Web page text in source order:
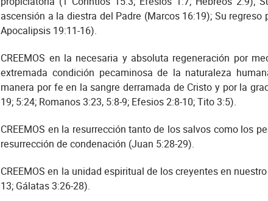
ascensión a la diestra del Padre (Marcos 16:19); Su
Apocalipsis 19:11-16).
CREEMOS en la necesaria y absoluta regeneración por
extremada condición pecaminosa de la naturaleza
manera por fe en la sangre derramada de Cristo y por la
19; 5:24; Romanos 3:23, 5:8-9; Efesios 2:8-10; Tito 3:5).
CREEMOS en la resurrección tanto de los salvos como los
resurrección de condenación (Juan 5:28-29).
CREEMOS en la unidad espiritual de los creyentes en
13; Gálatas 3:26-28).